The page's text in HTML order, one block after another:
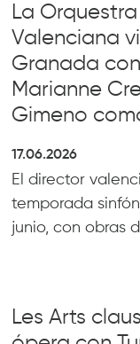
La
Valenciana
Granada
Marianne
Gimeno
17.06.2026
El director
temporada
junio, con obras
Les Arts